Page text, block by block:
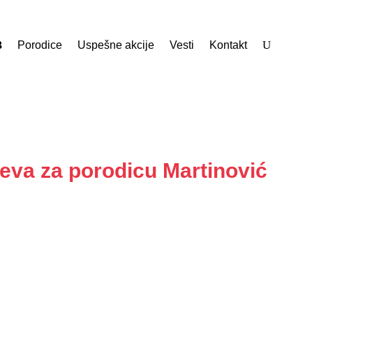
Porodice Uspešne akcije Vesti Kontakt
za porodicu Martinović